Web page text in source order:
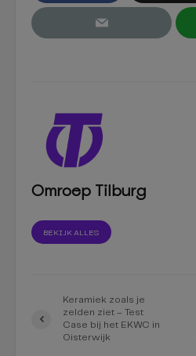
Omroep Tilburg
BEKIJK ALLES
Keramiek zoals je
zelden ziet – Test
Case bij het EKWC in
Oisterwijk